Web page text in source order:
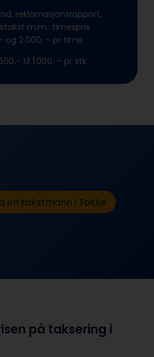
reklamasjonsrapport,
m.m.: timespris
og 2.000, – pr time
til 1.000, – pr stk
en takstmann i Tokke
på taksering i